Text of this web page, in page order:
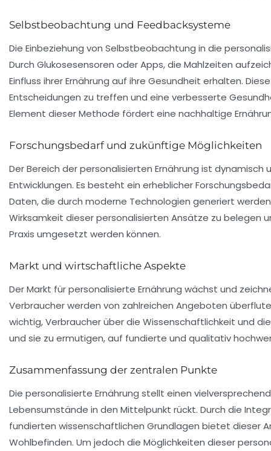
Selbstbeobachtung und Feedbacksysteme
Die Einbeziehung von Selbstbeobachtung in die
Durch Glukosesensoren oder Apps, die Mahlzeiten
Einfluss ihrer Ernährung auf ihre Gesundheit erhalten.
Entscheidungen zu treffen und eine verbesserte
Element dieser Methode fördert eine nachhaltige
Forschungsbedarf und zukünftige Möglichkeiten
Der Bereich der personalisierten Ernährung ist
Entwicklungen. Es besteht ein erheblicher
Daten, die durch moderne Technologien generiert
Wirksamkeit dieser personalisierten Ansätze zu belegen
Praxis umgesetzt werden können.
Markt und wirtschaftliche Aspekte
Der Markt für personalisierte Ernährung wächst und
Verbraucher werden von zahlreichen Angeboten
wichtig, Verbraucher über die Wissenschaftlichkeit und
und sie zu ermutigen, auf fundierte und qualitativ
Zusammenfassung der zentralen Punkte
Die personalisierte Ernährung stellt einen
Lebensumstände in den Mittelpunkt rückt. Durch die
fundierten wissenschaftlichen Grundlagen bietet dieser
Wohlbefinden. Um jedoch die Möglichkeiten dieser